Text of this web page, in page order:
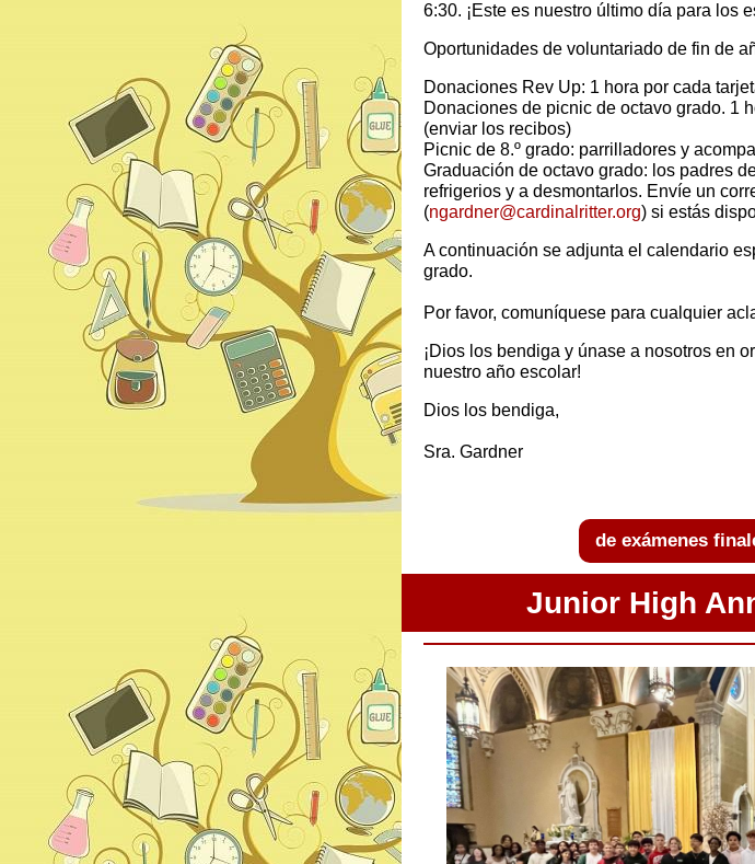
6:30. ¡Este es nuestro último día para los
Oportunidades de voluntariado de fin de
Donaciones Rev Up: 1 hora por cada
Donaciones de picnic de octavo grado. 1
(enviar los recibos)
Picnic de 8.º grado: parrilladores y
Graduación de octavo grado: los padres
refrigerios y a desmontarlos. Envíe un
(ngardner@cardinalritter.org) si estás
A continuación se adjunta el calendario
grado.
Por favor, comuníquese para cualquier
¡Dios los bendiga y únase a nosotros en
nuestro año escolar!
Dios los bendiga,
Sra. Gardner
de exámenes
Junior High